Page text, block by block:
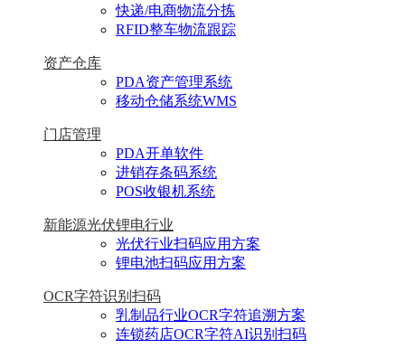
快递/电商物流分拣
RFID整车物流跟踪
资产仓库
PDA资产管理系统
移动仓储系统WMS
门店管理
PDA开单软件
进销存条码系统
POS收银机系统
新能源光伏锂电行业
光伏行业扫码应用方案
锂电池扫码应用方案
OCR字符识别扫码
乳制品行业OCR字符追溯方案
连锁药店OCR字符AI识别扫码